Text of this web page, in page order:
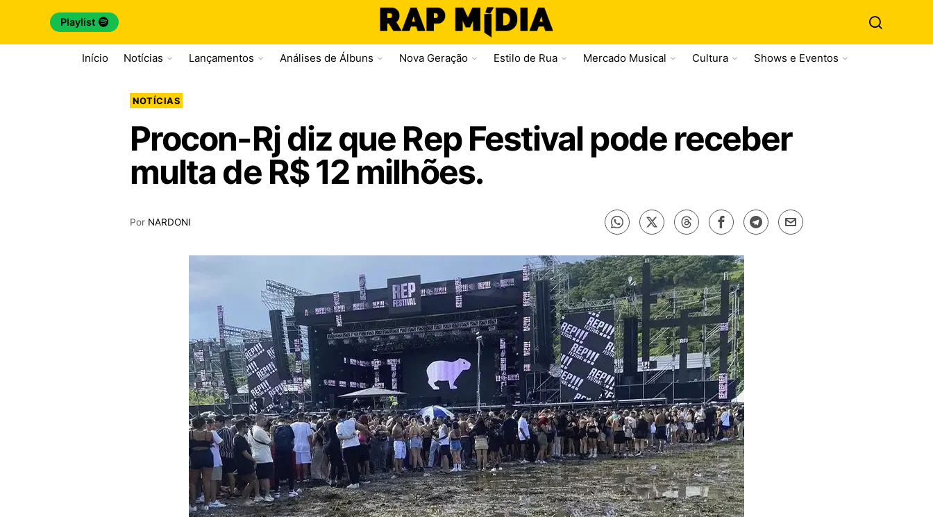
Playlist
Início Notícias Lançamentos Análises de Álbuns Nova Geração Estilo de Rua Mercado Musical Cultura Shows e Eventos
NOTÍCIAS
Procon-Rj diz que Rep Festival pode receber
multa de R$ 12 milhões.
Por NARDONI